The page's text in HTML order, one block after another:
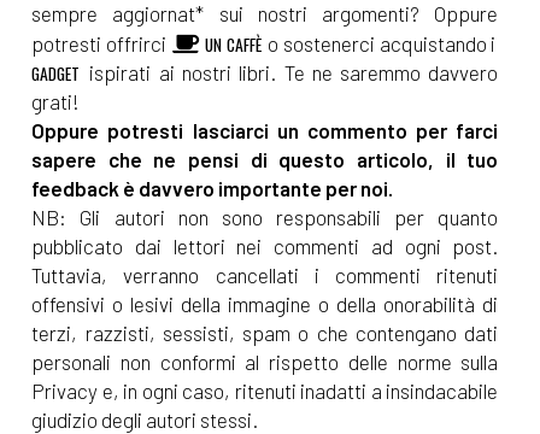
[02]Carmela in libertà, di
Marzo 2024
[18]Plasticamente – Le
materie plastiche e le scelte
ecofriendly, di Elena Genero
Santoro: un estratto
[18] Andrà tutto bene, la
sempre aggiornat* sui nostri argomenti? Oppure
potresti offrirci
UN CAFFÈ o sostenerci acquistando i
GADGET ispirati ai nostri libri. Te ne saremmo davvero
grati!
Oppure potresti lasciarci un commento per farci
sapere che ne pensi di questo articolo, il tuo
feedback è davvero importante per noi.
NB: Gli autori non sono responsabili per quanto
pubblicato dai lettori nei commenti ad ogni post.
Tuttavia, verranno cancellati i commenti ritenuti
offensivi o lesivi della immagine o della onorabilità di
terzi, razzisti, sessisti, spam o che contengano dati
personali non conformi al rispetto delle norme sulla
Privacy e, in ogni caso, ritenuti inadatti a insindacabile
giudizio degli autori stessi.